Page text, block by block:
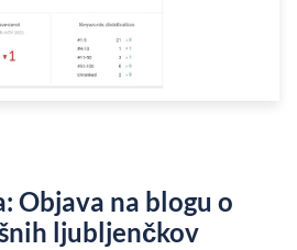
Objava na blogu o
ljubljenčkov